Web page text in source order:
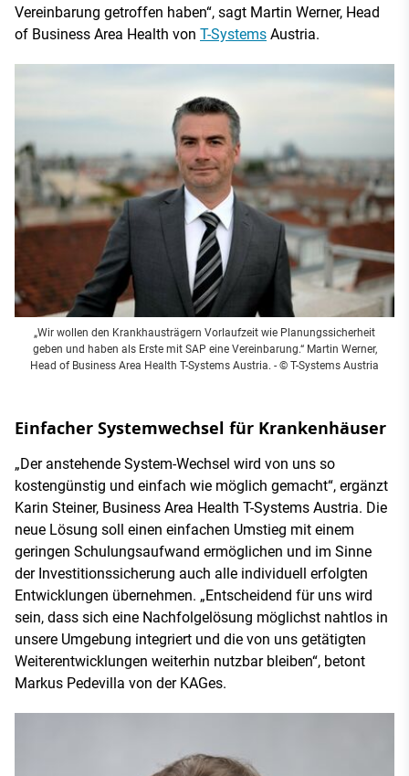
Vereinbarung getroffen haben“, sagt Martin Werner, Head
of Business Area Health von T-Systems Austria.
„Wir wollen den Krankhausträgern Vorlaufzeit wie Planungssicherheit
geben und haben als Erste mit SAP eine Vereinbarung.“ Martin Werner,
Head of Business Area Health T-Systems Austria. - © T-Systems Austria
Einfacher Systemwechsel für Krankenhäuser
„Der anstehende System-Wechsel wird von uns so
kostengünstig und einfach wie möglich gemacht“, ergänzt
Karin Steiner, Business Area Health T-Systems Austria. Die
neue Lösung soll einen einfachen Umstieg mit einem
geringen Schulungsaufwand ermöglichen und im Sinne
der Investitionssicherung auch alle individuell erfolgten
Entwicklungen übernehmen. „Entscheidend für uns wird
sein, dass sich eine Nachfolgelösung möglichst nahtlos in
unsere Umgebung integriert und die von uns getätigten
Weiterentwicklungen weiterhin nutzbar bleiben“, betont
Markus Pedevilla von der KAGes.